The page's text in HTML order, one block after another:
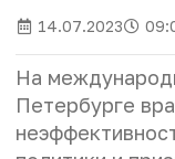
14.07.2023
На
Петербурге